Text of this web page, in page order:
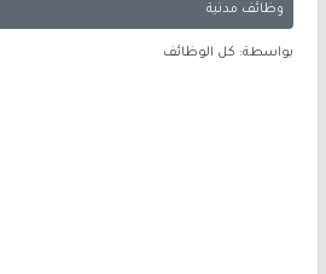
وظائف مدنية
بواسطة: كل الوظائف